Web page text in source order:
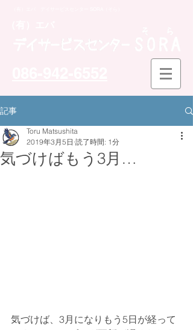
記事
気づけばもう3月…
Toru Matsushita
2019年3月5日 読了時間: 1分
気づけば、3月になりもう5日が経って